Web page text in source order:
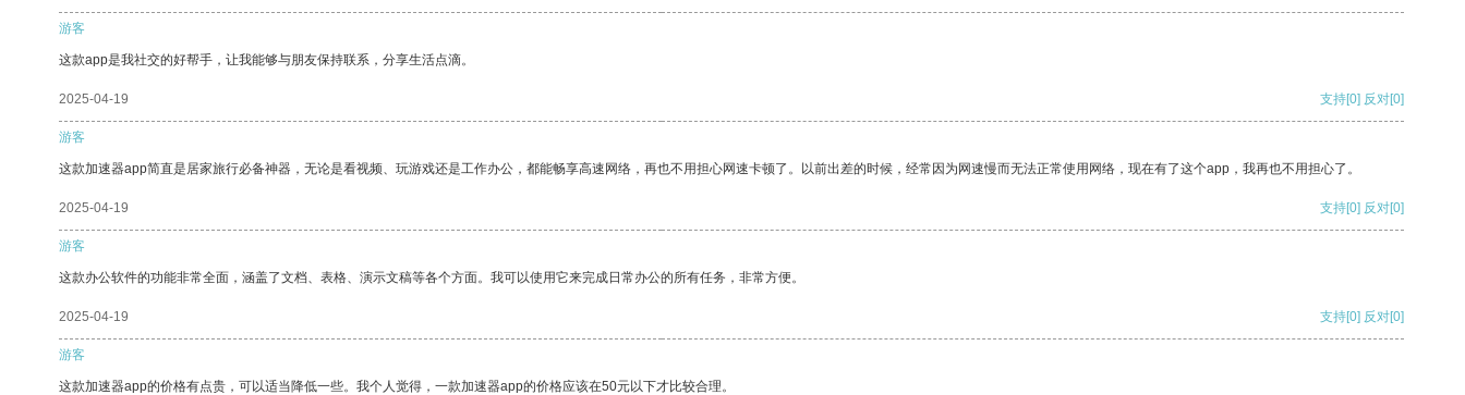
游客
这款app是我社交的好帮手，让我能够与朋友保持联系，分享生活点滴。
2025-04-19 支持[0] 反对[0]
游客
这款加速器app简直是居家旅行必备神器，无论是看视频、玩游戏还是工作办公，都能畅享高速网络，再也不用担心网速卡顿了。以前出差的时候，经常因为网速慢而无法正常使用网络，现在有了这个app，我再也不用担心了。
2025-04-19 支持[0] 反对[0]
游客
这款办公软件的功能非常全面，涵盖了文档、表格、演示文稿等各个方面。我可以使用它来完成日常办公的所有任务，非常方便。
2025-04-19 支持[0] 反对[0]
游客
这款加速器app的价格有点贵，可以适当降低一些。我个人觉得，一款加速器app的价格应该在50元以下才比较合理。